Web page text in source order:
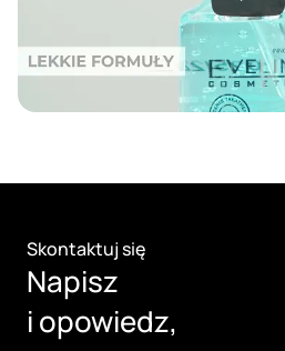
Skontaktuj się
Napisz
i opowiedz,